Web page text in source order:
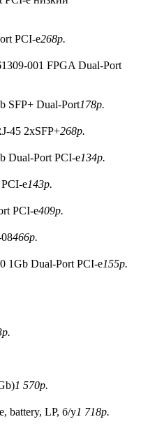
PCI-e268р.
001 FPGA Dual-Port
SFP+ Dual-Port178р.
45 2xSFP+268р.
Dual-Port PCI-e134р.
e143р.
PCI-e409р.
466р.
1Gb Dual-Port PCI-e155р.
р.
1 570р.
battery, LP, б/у1 718р.